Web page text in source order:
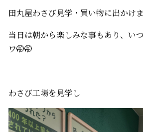
田丸屋わさび見学・買い物に出かけ
当日は朝から楽しみな事もあり、い
ワ🤭🤭
わさび工場を見学し